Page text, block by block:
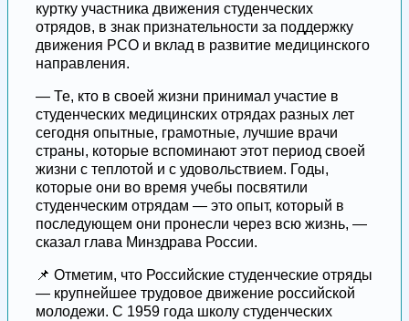
куртку участника движения студенческих
отрядов, в знак признательности за поддержку
движения РСО и вклад в развитие медицинского
направления.
— Те, кто в своей жизни принимал участие в
студенческих медицинских отрядах разных лет
сегодня опытные, грамотные, лучшие врачи
страны, которые вспоминают этот период своей
жизни с теплотой и с удовольствием. Годы,
которые они во время учебы посвятили
студенческим отрядам — это опыт, который в
последующем они пронесли через всю жизнь, —
сказал глава Минздрава России.
📌 Отметим, что Российские студенческие отряды
— крупнейшее трудовое движение российской
молодежи. С 1959 года школу студенческих